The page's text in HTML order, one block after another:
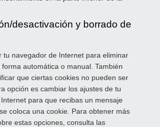
desactivación y borrado de
tu navegador de Internet para eliminar
forma automática o manual. También
que ciertas cookies no pueden ser
opción es cambiar los ajustes de tu
para que recibas un mensaje
coloca una cookie. Para obtener más
estas opciones, consulta las